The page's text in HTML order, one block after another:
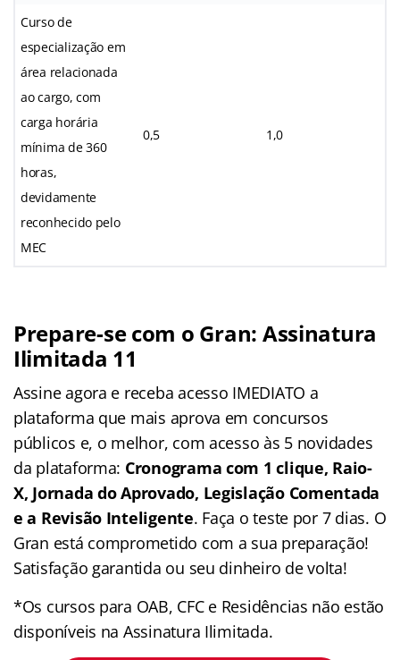
Curso de
especialização em
área relacionada
ao cargo, com
carga horária
mínima de 360
horas,
devidamente
reconhecido pelo
MEC
0,5 1,0
Prepare-se com o Gran: Assinatura
Ilimitada 11
Assine agora e receba acesso IMEDIATO a
plataforma que mais aprova em concursos
públicos e, o melhor, com acesso às 5 novidades
da plataforma: Cronograma com 1 clique, Raio-
X, Jornada do Aprovado, Legislação Comentada
e a Revisão Inteligente. Faça o teste por 7 dias. O
Gran está comprometido com a sua preparação!
Satisfação garantida ou seu dinheiro de volta!
*Os cursos para OAB, CFC e Residências não estão
disponíveis na Assinatura Ilimitada.